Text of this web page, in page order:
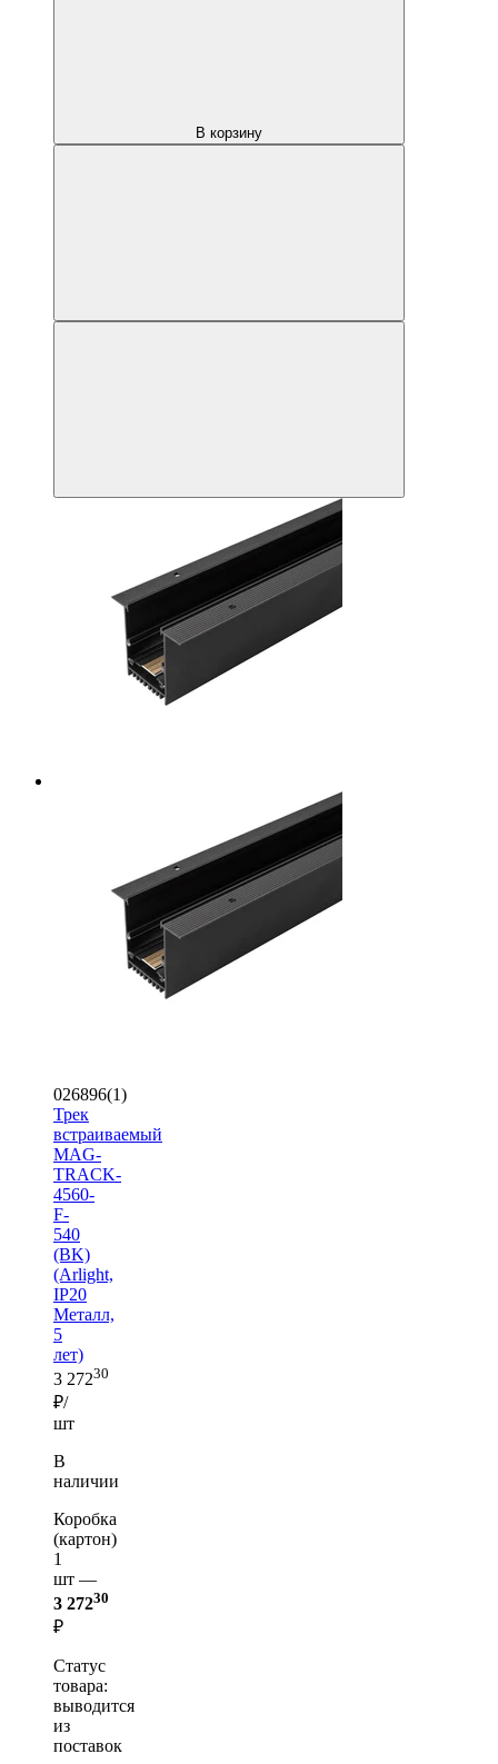
В корзину
026896(1)
Трек
встраиваемый
MAG-
TRACK-
4560-
F-
540
(BK)
(Arlight,
IP20
Металл,
5
лет)
3 27230
₽/
шт
В
наличии
Коробка
(картон)
1
шт —
3 27230
₽
Статус
товара:
выводится
из
поставок